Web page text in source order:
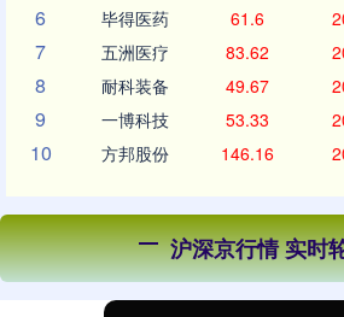
6 毕得医药 61.6
7 五洲医疗 83.62
8 耐科装备 49.67
9 一博科技 53.33
10 方邦股份 146.16
沪深京行情 实时